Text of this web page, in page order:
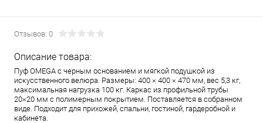
Отзывов: 0
Описание товара:
Пуф OMEGA с черным основанием и мягкой подушкой из
искусственного велюра. Размеры: 400 × 400 × 470 мм, вес 5,3 кг,
максимальная нагрузка 100 кг. Каркас из профильной трубы
20×20 мм с полимерным покрытием. Поставляется в собранном
виде. Подходит для прихожей, спальни, гостиной, гардеробной и
кабинета.